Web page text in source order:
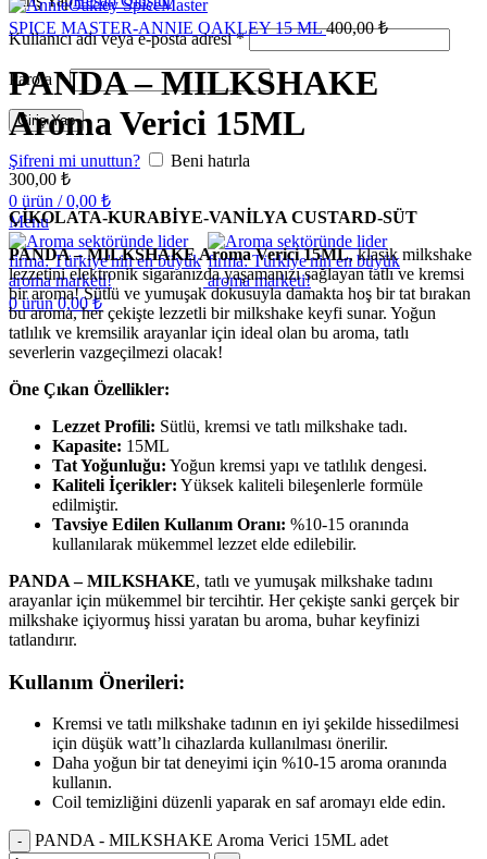
Kullanıcı adı veya e-posta adresi*
Parola*
Giriş Yap
Şifreni mi unuttun? Beni hatırla
0 ürün / 0,00 ₺
Menu
0ürün 0,00₺
SPICE MASTER-ANNIE OAKLEY 15 ML400,00₺
PANDA – MILKSHAKE
Aroma Verici 15ML
300,00 ₺
ÇİKOLATA-KURABİYE-VANİLYA CUSTARD-SÜT
PANDA – MILKSHAKE Aroma Verici 15ML, klasik milkshake
lezzetini elektronik sigaranızda yaşamanızı sağlayan tatlı ve kremsi
bir aroma! Sütlü ve yumuşak dokusuyla damakta hoş bir tat bırakan
bu aroma, her çekişte lezzetli bir milkshake keyfi sunar. Yoğun
tatlılık ve kremsilik arayanlar için ideal olan bu aroma, tatlı
severlerin vazgeçilmezi olacak!
Öne Çıkan Özellikler:
Lezzet Profili: Sütlü, kremsi ve tatlı milkshake tadı.
Kapasite: 15ML
Tat Yoğunluğu: Yoğun kremsi yapı ve tatlılık dengesi.
Kaliteli İçerikler: Yüksek kaliteli bileşenlerle formüle
edilmiştir.
Tavsiye Edilen Kullanım Oranı: %10-15 oranında
kullanılarak mükemmel lezzet elde edilebilir.
PANDA – MILKSHAKE, tatlı ve yumuşak milkshake tadını
arayanlar için mükemmel bir tercihtir. Her çekişte sanki gerçek bir
milkshake içiyormuş hissi yaratan bu aroma, buhar keyfinizi
tatlandırır.
Kullanım Önerileri:
Kremsi ve tatlı milkshake tadının en iyi şekilde hissedilmesi
için düşük watt’lı cihazlarda kullanılması önerilir.
Daha yoğun bir tat deneyimi için %10-15 aroma oranında
kullanın.
Coil temizliğini düzenli yaparak en saf aromayı elde edin.
PANDA - MILKSHAKE Aroma Verici 15ML adet